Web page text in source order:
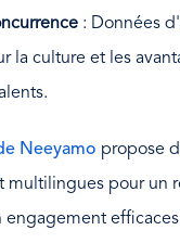
: Données
la culture et les
Neeyamo propose
multilingues pour un